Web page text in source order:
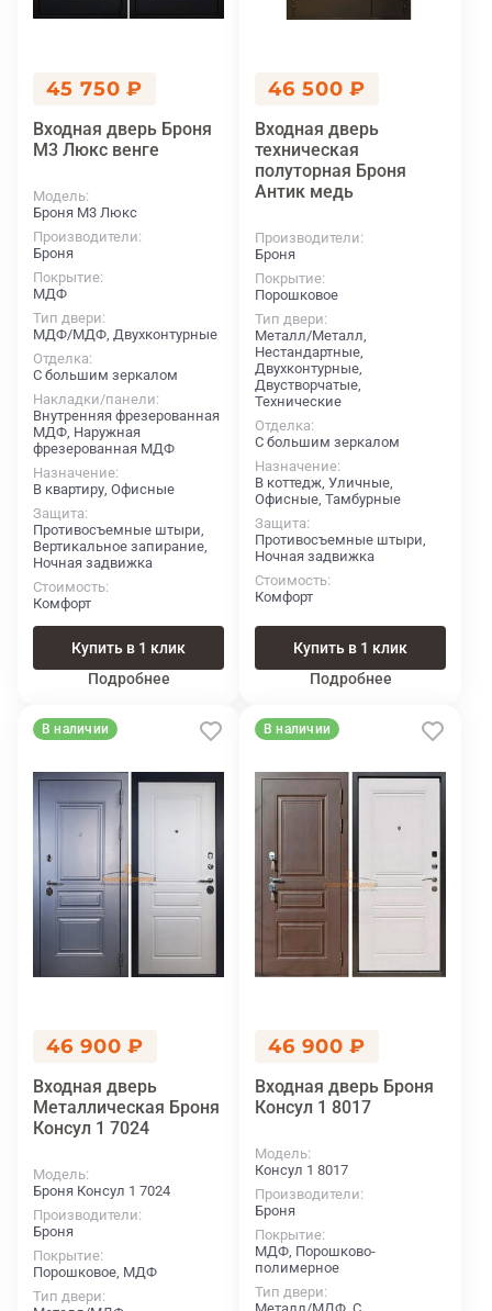
45 750 ₽
Входная дверь Броня
М3 Люкс венге
Модель
Броня М3 Люкс
Производители
Броня
Покрытие
МДФ
Тип двери
МДФ/МДФ, Двухконтурные
Отделка
С большим зеркалом
Накладки/панели
Внутренняя фрезерованная
МДФ, Наружная
фрезерованная МДФ
Назначение
В квартиру, Офисные
Защита
Противосъемные штыри,
Вертикальное запирание,
Ночная задвижка
Стоимость
Комфорт
Купить в 1 клик
Подробнее
46 500 ₽
Входная дверь
техническая
полуторная Броня
Антик медь
Производители
Броня
Покрытие
Порошковое
Тип двери
Металл/Металл,
Нестандартные,
Двухконтурные,
Двустворчатые,
Технические
Отделка
С большим зеркалом
Назначение
В коттедж, Уличные,
Офисные, Тамбурные
Защита
Противосъемные штыри,
Ночная задвижка
Стоимость
Комфорт
Купить в 1 клик
Подробнее
В наличии
46 900 ₽
Входная дверь
Металлическая Броня
Консул 1 7024
Модель
Броня Консул 1 7024
Производители
Броня
Покрытие
Порошковое, МДФ
Тип двери
В наличии
46 900 ₽
Входная дверь Броня
Консул 1 8017
Модель
Консул 1 8017
Производители
Броня
Покрытие
МДФ, Порошково-
полимерное
Тип двери